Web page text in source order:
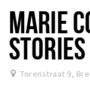
Zorgverzekering
Huisarts en
Q&A
MARIE
STORIES
Torenstraat 9,